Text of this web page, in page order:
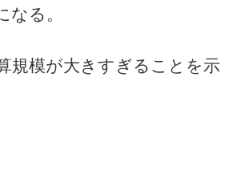
る。
規模が大きすぎることを示